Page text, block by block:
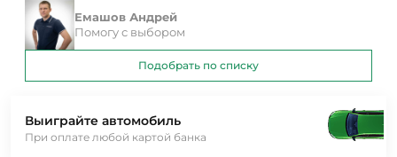
Выиграйте автомобиль
При оплате любой картой банка
Емашов Андрей
Помогу с выбором
Подобрать по списку